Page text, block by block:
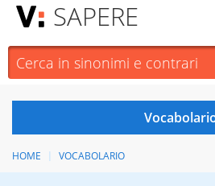
SAPERE
HOME VOCABOLARIO